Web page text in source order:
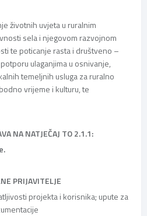
životnih uvjeta u ruralnim
sela i njegovom razvojnom
te poticanje rasta i društveno –
ulaganjima u osnivanje,
temeljnih usluga za ruralno
vrijeme i kulturu, te
NA NATJEČAJ TO 2.1.1:
PRIJAVITELJE
projekta i korisnika; upute za